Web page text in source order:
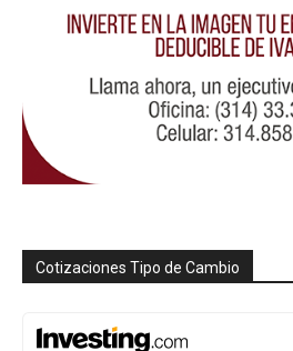
Cotizaciones Tipo de Cambio